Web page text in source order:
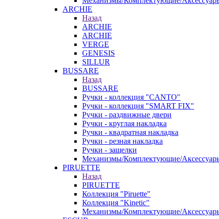
ARCHIE
Назад
ARCHIE
ARCHIE
VERGE
GENESIS
SILLUR
BUSSARE
Назад
BUSSARE
Ручки - коллекция "CANTO"
Ручки - коллекция "SMART FIX"
Ручки - раздвижные двери
Ручки - круглая накладка
Ручки - квадратная накладка
Ручки - резная накладка
Ручки - защелки
Механизмы/Комплектующие/
PIRUETTE
Назад
PIRUETTE
Коллекция "Piruette"
Коллекция "Kinetic"
Механизмы/Комплектующие/